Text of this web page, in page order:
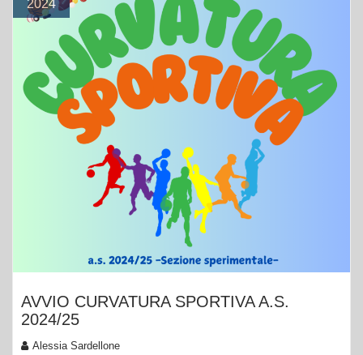
2024
AVVIO CURVATURA SPORTIVA A.S.
2024/25
Alessia Sardellone